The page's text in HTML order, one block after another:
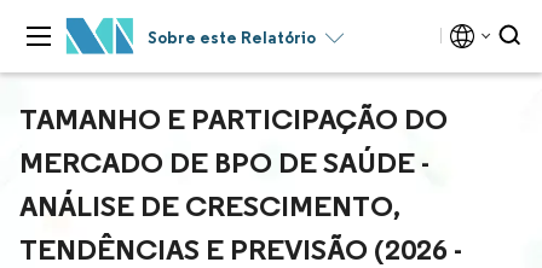
Sobre este Relatório
TAMANHO E PARTICIPAÇÃO DO
MERCADO DE BPO DE SAÚDE -
ANÁLISE DE CRESCIMENTO,
TENDÊNCIAS E PREVISÃO (2026 -